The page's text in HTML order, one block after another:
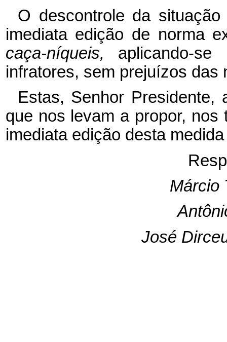
O descontrole da
imediata edição de norma
caça-níqueis, aplicando-
infratores, sem prejuízos das
Estas, Senhor
que nos levam a propor,
imediata edição desta
Márcio
José